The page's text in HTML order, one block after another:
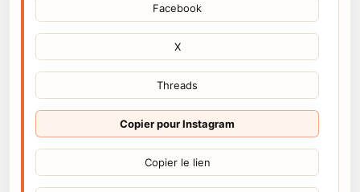
Facebook
X
Threads
Copier pour Instagram
Copier le lien